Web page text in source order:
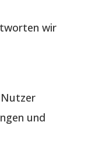
wir
Nutzer
und